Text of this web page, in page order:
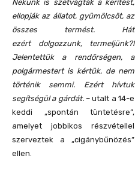
Nekünk is szétvágták a kerítést,
ellopják az állatot, gyümölcsöt, az
összes termést. Hát
ezért dolgozzunk, termeljünk?!
Jelentettük a rendőrségen, a
polgármestert is kértük, de nem
történik semmi. Ezért hívtuk
segítségül a gárdát.– utalt a 14-e
keddi „spontán tüntetésre”,
amelyet jobbikos részvétellel
szerveztek a „cigánybűnözés”
ellen.